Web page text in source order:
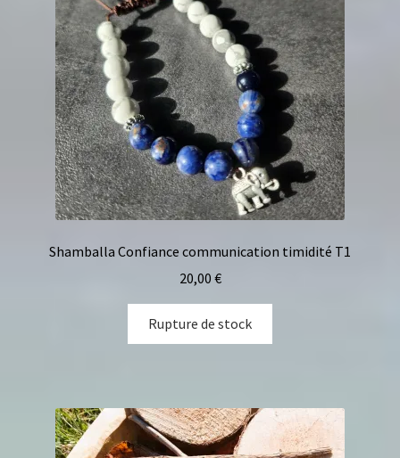
Shamballa Confiance communication timidité T1
20,00 €
Rupture de stock